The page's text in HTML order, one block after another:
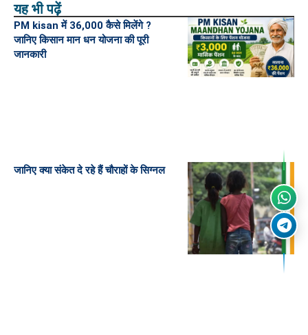
यह भी पढ़ें
PM kisan में 36,000 कैसे मिलेंगे ?
जानिए किसान मान धन योजना की पूरी
जानकारी
जानिए क्या संकेत दे रहे हैं चौराहों के सिग्नल